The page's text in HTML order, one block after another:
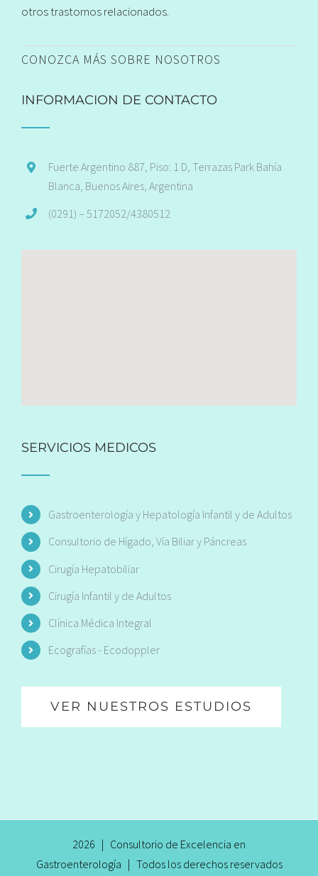
otros trastornos relacionados.
CONOZCA MÁS SOBRE NOSOTROS
INFORMACION DE CONTACTO
Fuerte Argentino 887, Piso: 1 D, Terrazas Park Bahía
Blanca, Buenos Aires, Argentina
(0291) – 5172052/4380512
SERVICIOS MEDICOS
Gastroenterología y Hepatología Infantil y de Adultos
Consultorio de Hígado, Vía Biliar y Páncreas
Cirugía Hepatobiliar
Cirugía Infantil y de Adultos
Clínica Médica Integral
Ecografías - Ecodoppler
VER NUESTROS ESTUDIOS
2026 | Consultorio de Excelencia en
Gastroenterología | Todos los derechos reservados